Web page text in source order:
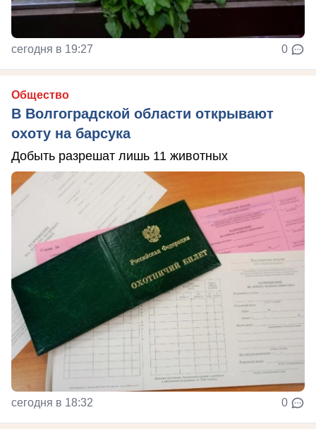
сегодня в 19:27 0
Общество
В Волгоградской области открывают
охоту на барсука
Добыть разрешат лишь 11 животных
сегодня в 18:32 0